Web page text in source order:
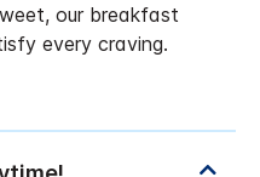
our breakfast
every craving.